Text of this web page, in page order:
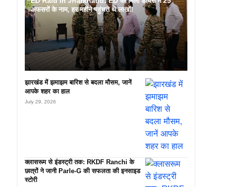
अफसरों के नाम, हर महीने पहुंचते थे लाखों!
झारखंड में झमाझम बारिश से बदला मौसम, जानें
आपके शहर का हाल
July 29, 2026
क्लासरूम से इंडस्ट्री तक: RKDF Ranchi के
छात्रों ने जानी Parle-G की सफलता की इनसाइड
स्टोरी